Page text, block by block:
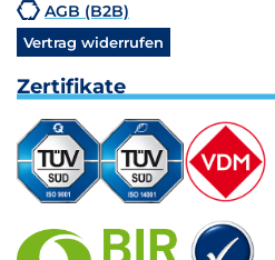
AGB (B2B)
Vertrag widerrufen
Zertifikate